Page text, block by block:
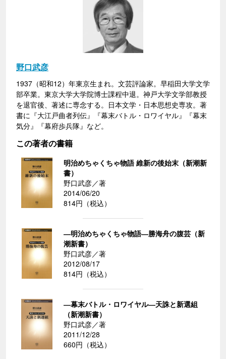
野口武彦
1937（昭和12）年東京生まれ。文芸評論家。早稲田大学文学
部卒業。東京大学大学院博士課程中退。神戸大学文学部教授
を退官後、著述に専念する。日本文学・日本思想史専攻。著
書に『大江戸曲者列伝』『幕末バトル・ロワイヤル』『幕末
気分』『幕府歩兵隊』など。
この著者の書籍
明治めちゃくちゃ物語 維新の後始末（新潮新
書）
野口武彦／著
2014/06/20
814円（税込）
―明治めちゃくちゃ物語―勝海舟の腹芸（新
潮新書）
野口武彦／著
2012/08/17
814円（税込）
―幕末バトル・ロワイヤル―天誅と新選組
（新潮新書）
野口武彦／著
2011/12/28
660円（税込）